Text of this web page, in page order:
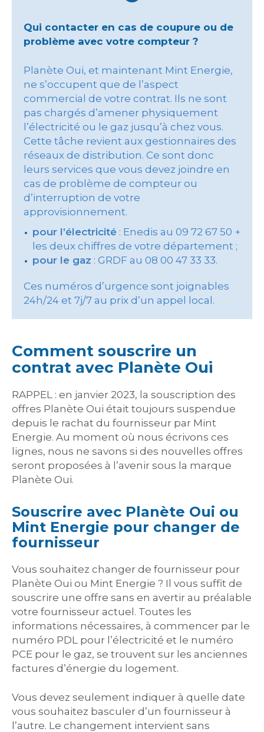
Qui contacter en cas de coupure ou de
problème avec votre compteur ?
Planète Oui, et maintenant Mint Energie,
ne s’occupent que de l’aspect
commercial de votre contrat. Ils ne sont
pas chargés d’amener physiquement
l’électricité ou le gaz jusqu’à chez vous.
Cette tâche revient aux gestionnaires des
réseaux de distribution. Ce sont donc
leurs services que vous devez joindre en
cas de problème de compteur ou
d’interruption de votre
approvisionnement.
pour l’électricité : Enedis au 09 72 67 50 +
les deux chiffres de votre département ;
pour le gaz : GRDF au 08 00 47 33 33.
Ces numéros d’urgence sont joignables
24h/24 et 7j/7 au prix d’un appel local.
Comment souscrire un
contrat avec Planète Oui
RAPPEL : en janvier 2023, la souscription des
offres Planète Oui était toujours suspendue
depuis le rachat du fournisseur par Mint
Energie. Au moment où nous écrivons ces
lignes, nous ne savons si des nouvelles offres
seront proposées à l’avenir sous la marque
Planète Oui.
Souscrire avec Planète Oui ou
Mint Energie pour changer de
fournisseur
Vous souhaitez changer de fournisseur pour
Planète Oui ou Mint Energie ? Il vous suffit de
souscrire une offre sans en avertir au préalable
votre fournisseur actuel. Toutes les
informations nécessaires, à commencer par le
numéro PDL pour l’électricité et le numéro
PCE pour le gaz, se trouvent sur les anciennes
factures d’énergie du logement.
Vous devez seulement indiquer à quelle date
vous souhaitez basculer d’un fournisseur à
l’autre. Le changement intervient sans